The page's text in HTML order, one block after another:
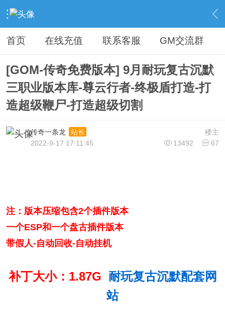
› 传奇论坛最新商业版本区 › 开区版本下载 › 内容
首页 在线充值 联系客服 GM交流群
[GOM-传奇免费版本] 9月耐玩复古沉默
三职业版本库-尊云行者-终极盾打造-打
造超级鞭尸-打造超级切割
楼主
传奇一条龙
站长
13492
67
2022-9-17 17:11:45
注：版本压缩包含2个插件版本
一个ESP和一个盘古插件版本
带假人-自动回收-自动挂机
补丁大小：1.87G 耐玩复古沉默配套网
站